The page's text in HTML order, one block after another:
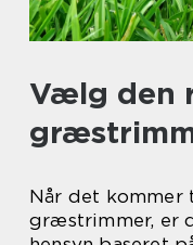
Vælg den
Når det
græstrimmer, er